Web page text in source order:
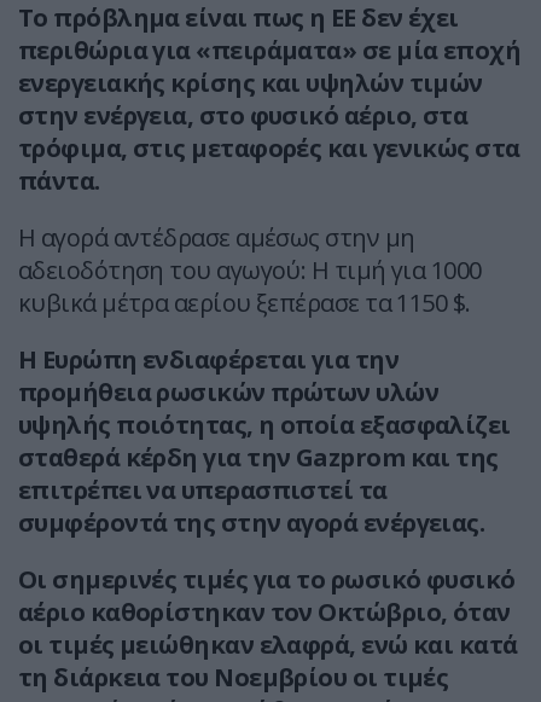
Το πρόβλημα είναι πως η ΕΕ δεν έχει
περιθώρια για «πειράματα» σε μία εποχή
ενεργειακής κρίσης και υψηλών τιμών
στην ενέργεια, στο φυσικό αέριο, στα
τρόφιμα, στις μεταφορές και γενικώς στα
πάντα.
Η αγορά αντέδρασε αμέσως στην μη
αδειοδότηση του αγωγού: Η τιμή για 1000
κυβικά μέτρα αερίου ξεπέρασε τα 1150 $.
Η Ευρώπη ενδιαφέρεται για την
προμήθεια ρωσικών πρώτων υλών
υψηλής ποιότητας, η οποία εξασφαλίζει
σταθερά κέρδη για την Gazprom και της
επιτρέπει να υπερασπιστεί τα
συμφέροντά της στην αγορά ενέργειας.
Οι σημερινές τιμές για το ρωσικό φυσικό
αέριο καθορίστηκαν τον Οκτώβριο, όταν
οι τιμές μειώθηκαν ελαφρά, ενώ και κατά
τη διάρκεια του Νοεμβρίου οι τιμές